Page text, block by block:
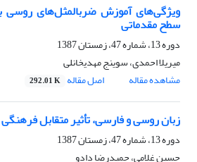
ویژگی‌های آموزش ضربالمثل‌های روسی
سطح مقدماتی
دوره 13، شماره 47، زمستان 1387
میریلا احمدی، سوینج مهدیخانلی
مشاهده مقاله
اصل مقاله 292.01 K
زبان روسی و فارسی، تأثیر متقابل فرهنگی
دوره 13، شماره 47، زمستان 1387
حسین غلامی، حمیدرضا دادو